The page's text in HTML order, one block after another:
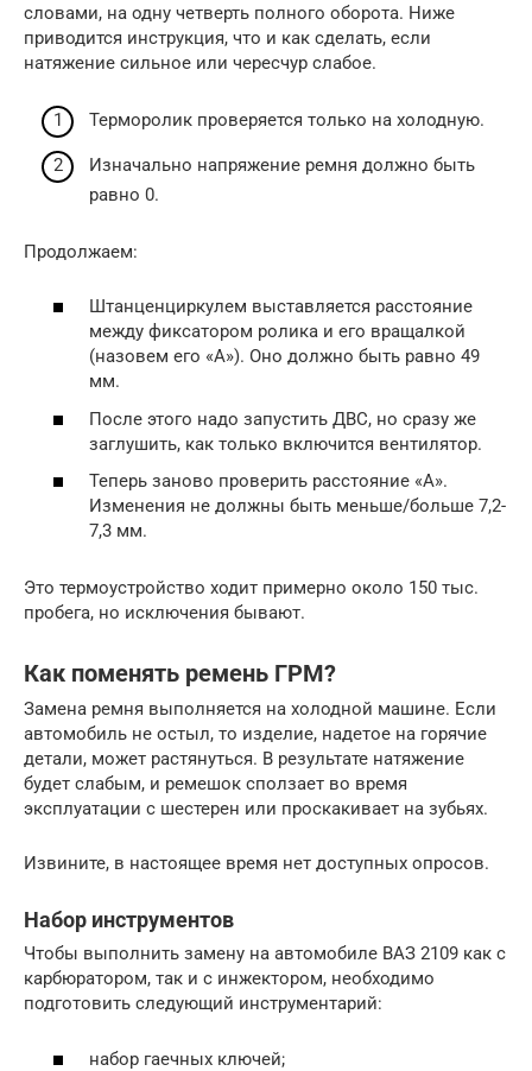
словами, на одну четверть полного оборота. Ниже
приводится инструкция, что и как сделать, если
натяжение сильное или чересчур слабое.
Терморолик проверяется только на холодную.
Изначально напряжение ремня должно быть
равно 0.
Продолжаем:
Штанценциркулем выставляется расстояние
между фиксатором ролика и его вращалкой
(назовем его «А»). Оно должно быть равно 49
мм.
После этого надо запустить ДВС, но сразу же
заглушить, как только включится вентилятор.
Теперь заново проверить расстояние «А».
Изменения не должны быть меньше/больше 7,2-
7,3 мм.
Это термоустройство ходит примерно около 150 тыс.
пробега, но исключения бывают.
Как поменять ремень ГРМ?
Замена ремня выполняется на холодной машине. Если
автомобиль не остыл, то изделие, надетое на горячие
детали, может растянуться. В результате натяжение
будет слабым, и ремешок сползает во время
эксплуатации с шестерен или проскакивает на зубьях.
Извините, в настоящее время нет доступных опросов.
Набор инструментов
Чтобы выполнить замену на автомобиле ВАЗ 2109 как с
карбюратором, так и с инжектором, необходимо
подготовить следующий инструментарий:
набор гаечных ключей;